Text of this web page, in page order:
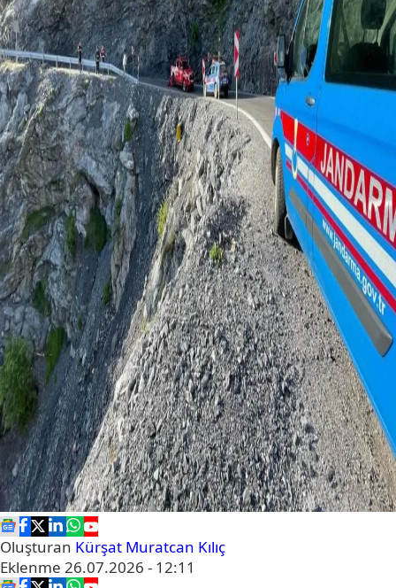
Oluşturan Kürşat Muratcan Kılıç
Eklenme 26.07.2026 - 12:11